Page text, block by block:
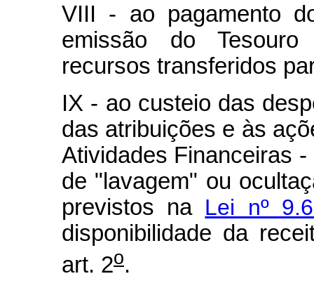
VIII - ao pagamento
emissão do Tesouro
recursos transferidos
IX - ao custeio das
das atribuições e às
Atividades Financeiras
de "lavagem" ou
previstos na Lei nº
disponibilidade da
art. 2o.